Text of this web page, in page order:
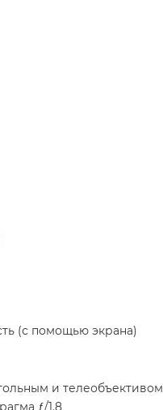
(с помощью экрана)
и телеобъективом
ƒ/1.8